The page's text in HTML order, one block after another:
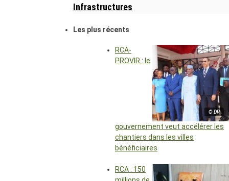
Infrastructures
Les plus récents
© DR
RCA-
PROVIR : le
gouvernement veut accélérer les
chantiers dans les villes
bénéficiaires
RCA : 150